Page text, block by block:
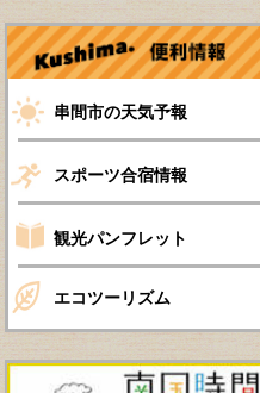
串間市の天気予報
スポーツ合宿情報
観光パンフレット
エコツーリズム